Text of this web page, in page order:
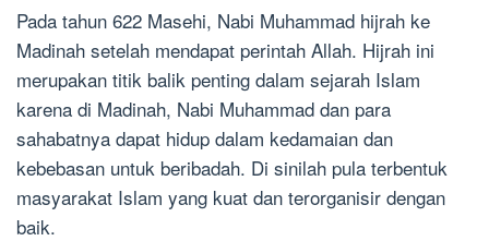
Pada tahun 622 Masehi, Nabi Muhammad hijrah ke
Madinah setelah mendapat perintah Allah. Hijrah ini
merupakan titik balik penting dalam sejarah Islam
karena di Madinah, Nabi Muhammad dan para
sahabatnya dapat hidup dalam kedamaian dan
kebebasan untuk beribadah. Di sinilah pula terbentuk
masyarakat Islam yang kuat dan terorganisir dengan
baik.